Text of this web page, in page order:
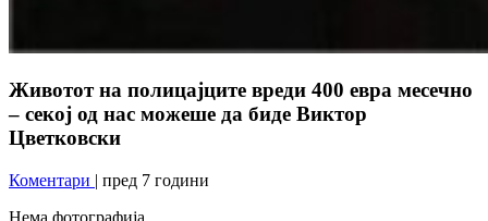
Животот на полицајците вреди 400 евра месечно
– секој од нас можеше да биде Виктор
Цветковски
Коментари | пред 7 години
Нема фотографија